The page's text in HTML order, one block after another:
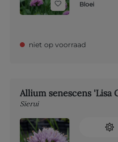
Bloei
niet op voorraad
Allium senescens 'Lisa
Sierui